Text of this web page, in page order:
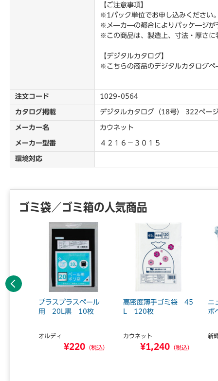
【ご注意事項】
※1パック単位でお申し込みください
※メ―カ―の都合によりパッケ―ジが
※この商品は、製造上、寸法・厚さ
【デジタルカタログ】
※こちらの商品のデジタルカタログ
注文コード 1029-0564
カタログ掲載 デジタルカタログ（18号） 322ペー
メーカー名 カウネット
メーカー型番 ４２１６－３０１５
環境対応
ゴミ袋／ゴミ箱の人気商品
プラスプラスペール
用 20L黒 10枚
オルディ
¥220 （税込）
高密度薄手ゴミ袋 45
L 120枚
カウネット
¥1,240 （税込）
ニ
ボ
新
前へ